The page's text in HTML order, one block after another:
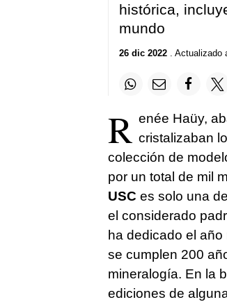
histórica,
mundo
26 dic 2022. Actualizado
R enée Haüy,
cristalizaban
colección de
por un total de mil
USC es solo una
el considerado
ha dedicado el
se cumplen 200
mineralogía. En la
ediciones de